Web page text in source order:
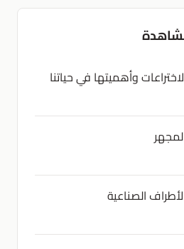
وأهميتها في حياتنا
الصناعية